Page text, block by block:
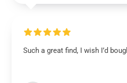
Such a great find, I wish I’d